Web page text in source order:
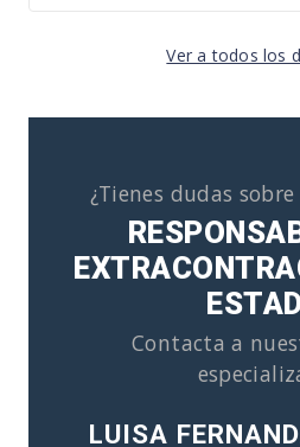
Ver a todos los
¿Tienes dudas
Contacta a
LUISA